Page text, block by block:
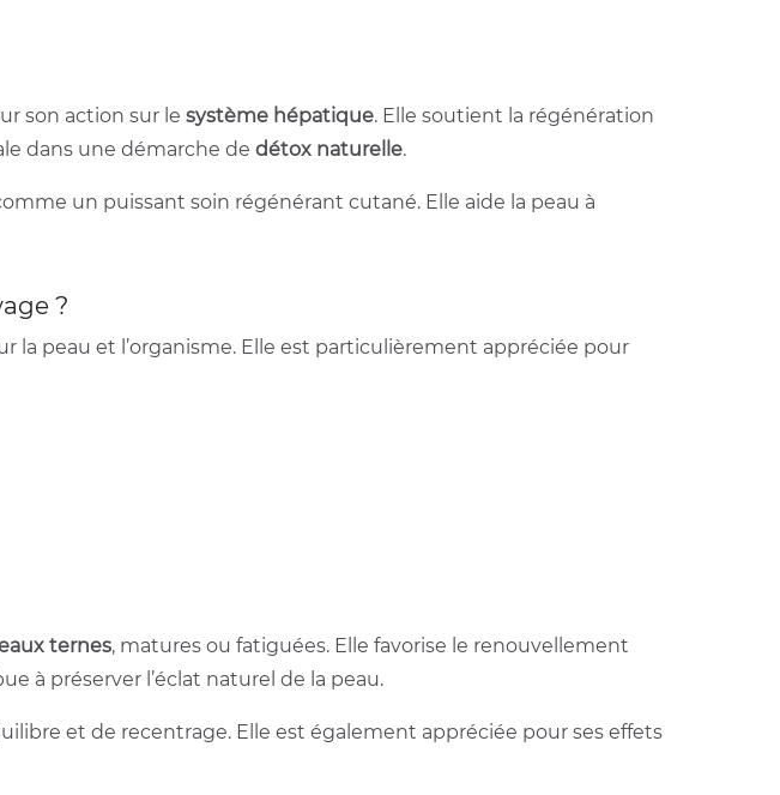
son action sur le système hépatique. Elle soutient la régénération
dans une démarche de détox naturelle.
un puissant soin régénérant cutané. Elle aide la peau à
?
la peau et l’organisme. Elle est particulièrement appréciée pour
ternes, matures ou fatiguées. Elle favorise le renouvellement
à préserver l’éclat naturel de la peau.
et de recentrage. Elle est également appréciée pour ses effets